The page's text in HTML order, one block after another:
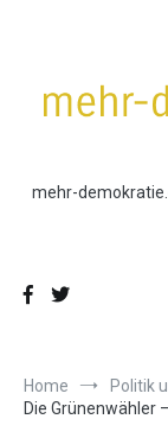
mehr-
Home
Politik
Die Grünenwähler